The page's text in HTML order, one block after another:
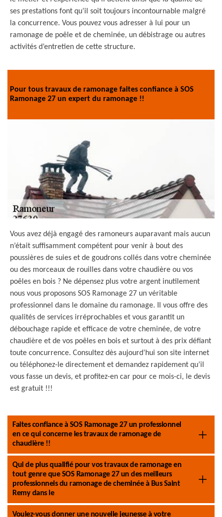
ses prestations font qu’il soit toujours incontournable malgré
la concurrence. Vous pouvez vous adresser à lui pour un
ramonage de poêle et de cheminée, un débistrage ou autres
activités d’entretien de cette structure.
Pour tous travaux de ramonage faites confiance à SOS
Ramonage 27 un expert du ramonage !!
Vous avez déjà engagé des ramoneurs auparavant mais aucun
n’était suffisamment compétent pour venir à bout des
poussières de suies et de goudrons collés dans votre cheminée
ou des morceaux de rouilles dans votre chaudière ou vos
poêles en bois ? Ne dépensez plus votre argent inutilement
nous vous proposons SOS Ramonage 27 un véritable
professionnel dans le domaine du ramonage. Il vous offre des
qualités de services irréprochables et vous garantit un
débouchage rapide et efficace de votre cheminée, de votre
chaudière et de vos poêles en bois et surtout à des prix défiant
toute concurrence. Consultez dès aujourd’hui son site internet
ou téléphonez-le directement et demandez rapidement qu’il
vous fasse un devis, et profitez-en car pour ce mois-ci, le devis
est gratuit !!!
Faites confiance à SOS Ramonage 27 un professionnel
en ce qui concerne les travaux de ramonage de
chaudière !!
Qui de plus qualifié pour vos travaux de ramonage en
tout genre que SOS Ramonage 27 un des meilleurs
professionnels du ramonage de cheminée à Bus Saint
Remy dans le
Voulez-vous donner une nouvelle jeunesse à votre